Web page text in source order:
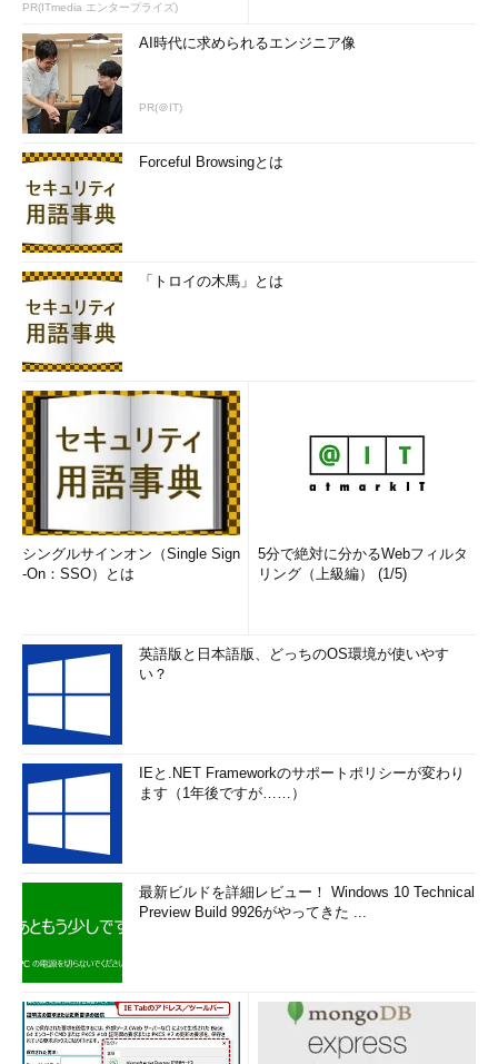
PR(ITmedia エンタープライズ)
AI時代に求められるエンジニア像
PR(＠IT)
Forceful Browsingとは
「トロイの木馬」とは
シングルサインオン（Single Sign
-On：SSO）とは
5分で絶対に分かるWebフィルタ
リング（上級編） (1/5)
英語版と日本語版、どっちのOS環境が使いやす
い？
IEと.NET Frameworkのサポートポリシーが変わり
ます（1年後ですが……）
最新ビルドを詳細レビュー！ Windows 10 Technical
Preview Build 9926がやってきた ...